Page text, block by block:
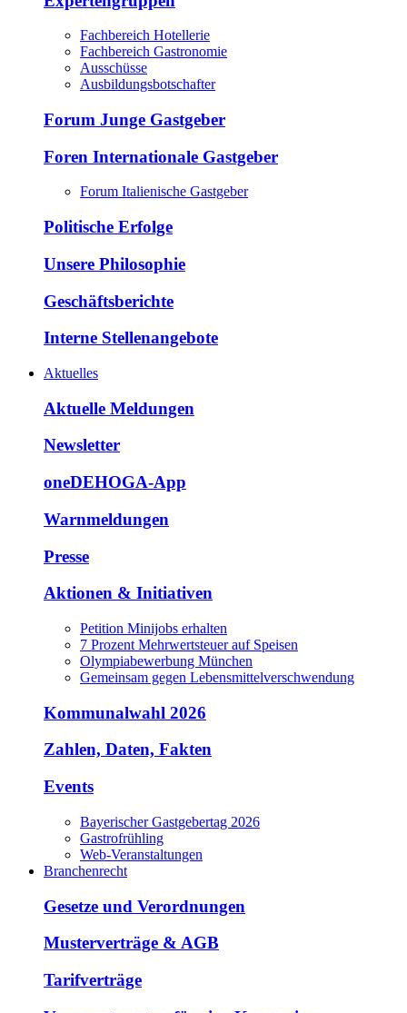
Fachbereich Hotellerie
Fachbereich Gastronomie
Ausschüsse
Ausbildungsbotschafter
Forum Junge Gastgeber
Foren Internationale Gastgeber
Forum Italienische Gastgeber
Politische Erfolge
Unsere Philosophie
Geschäftsberichte
Interne Stellenangebote
Aktuelles
Aktuelle Meldungen
Newsletter
oneDEHOGA-App
Warnmeldungen
Presse
Aktionen & Initiativen
Petition Minijobs erhalten
7 Prozent Mehrwertsteuer auf Speisen
Olympiabewerbung München
Gemeinsam gegen Lebensmittelverschwendung
Kommunalwahl 2026
Zahlen, Daten, Fakten
Events
Bayerischer Gastgebertag 2026
Gastrofrühling
Web-Veranstaltungen
Branchenrecht
Gesetze und Verordnungen
Musterverträge & AGB
Tarifverträge